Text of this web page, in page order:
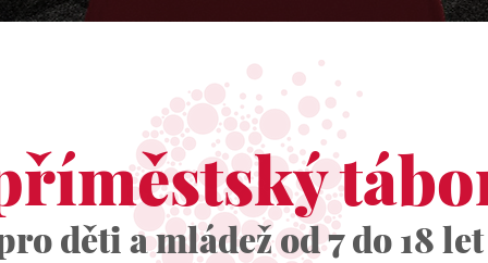
děti a mládež od 7 do 18 let